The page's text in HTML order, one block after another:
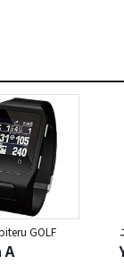
GOLF
A